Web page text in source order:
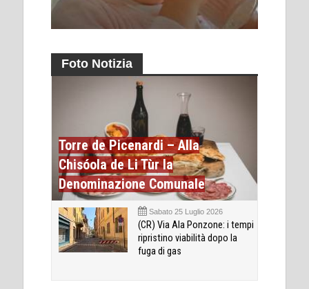
Foto Notizia
Torre de Picenardi – Alla
Chisóola de Li Tùr la
Denominazione Comunale
Sabato 25 Luglio 2026
(CR) Via Ala Ponzone: i tempi
ripristino viabilità dopo la
fuga di gas